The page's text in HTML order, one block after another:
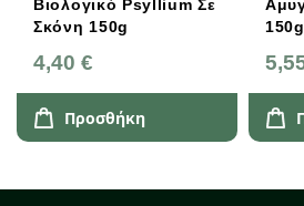
Σε
Αμυγδαλόψυχα Λευκή
150g